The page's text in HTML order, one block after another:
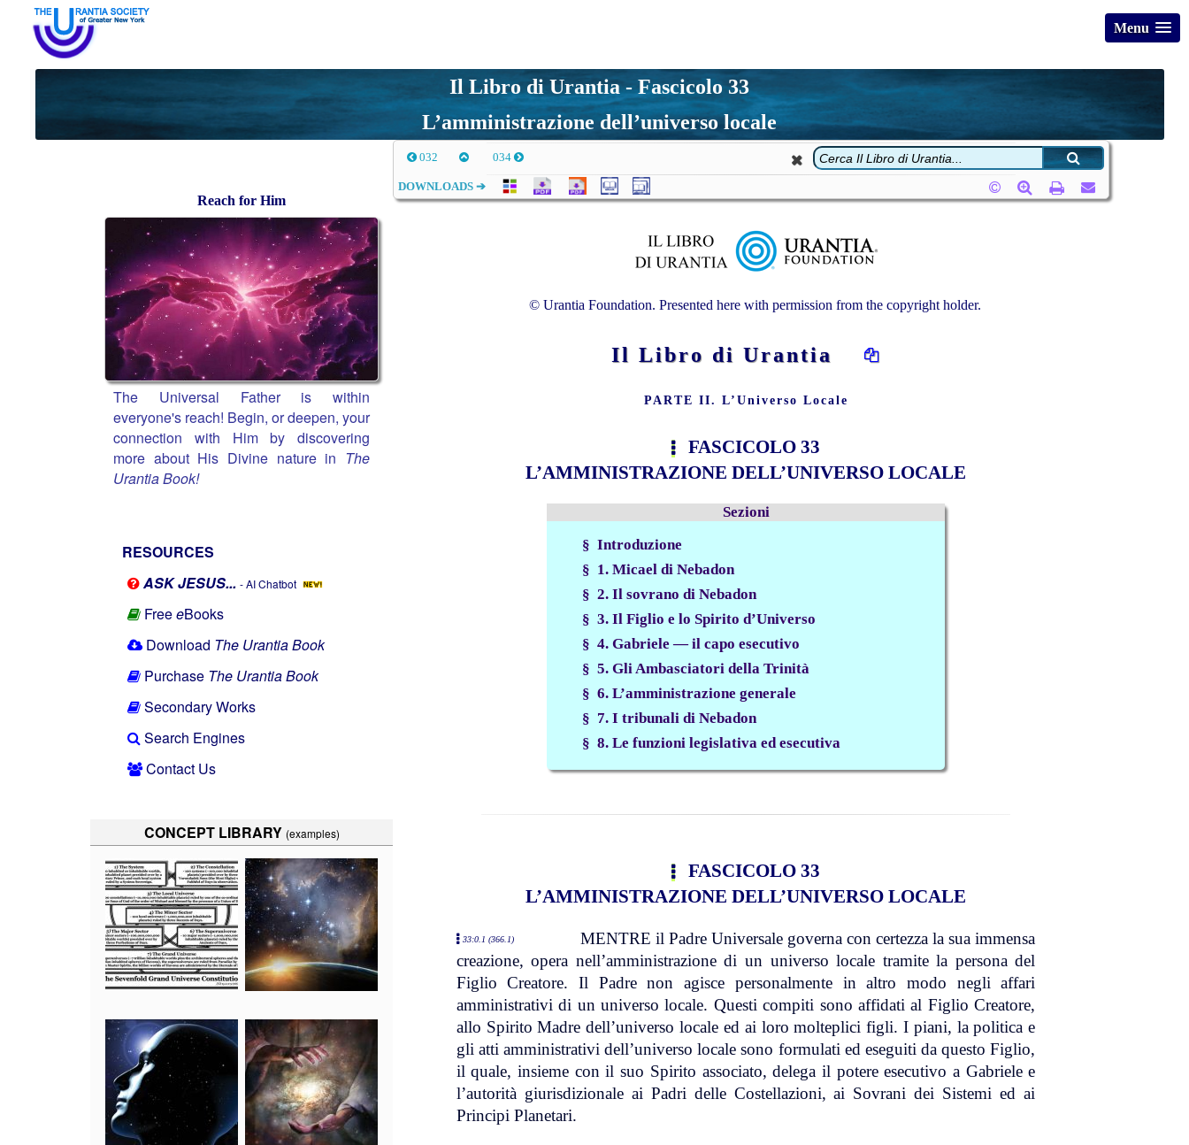
Menu
Il Libro di Urantia - Fascicolo 33
L’amministrazione dell’universo locale
032 034
DOWNLOADS ➔
© Urantia Foundation. Presented here with permission from the copyright holder.
Il Libro di Urantia
PARTE II. L’Universo Locale
FASCICOLO 33
L’AMMINISTRAZIONE DELL’UNIVERSO LOCALE
Sezioni
§ Introduzione
§ 1. Micael di Nebadon
§ 2. Il sovrano di Nebadon
§ 3. Il Figlio e lo Spirito d’Universo
§ 4. Gabriele — il capo esecutivo
§ 5. Gli Ambasciatori della Trinità
§ 6. L’amministrazione generale
§ 7. I tribunali di Nebadon
§ 8. Le funzioni legislativa ed esecutiva
FASCICOLO 33
L’AMMINISTRAZIONE DELL’UNIVERSO LOCALE
33:0.1 (366.1)
MENTRE il Padre Universale governa con certezza la sua immensa
creazione, opera nell’amministrazione di un universo locale tramite la persona del
Figlio Creatore. Il Padre non agisce personalmente in altro modo negli affari
amministrativi di un universo locale. Questi compiti sono affidati al Figlio Creatore,
allo Spirito Madre dell’universo locale ed ai loro molteplici figli. I piani, la politica e
gli atti amministrativi dell’universo locale sono formulati ed eseguiti da questo Figlio,
il quale, insieme con il suo Spirito associato, delega il potere esecutivo a Gabriele e
l’autorità giurisdizionale ai Padri delle Costellazioni, ai Sovrani dei Sistemi ed ai
Principi Planetari.
Reach for Him
The Universal Father is within
everyone's reach! Begin, or deepen, your
connection with Him by discovering
more about His Divine nature in The
Urantia Book!
RESOURCES
ASK JESUS... - AI Chatbot
FreeeBooks
Download The Urantia Book
Purchase The Urantia Book
Secondary Works
Search Engines
Contact Us
CONCEPT LIBRARY (examples)